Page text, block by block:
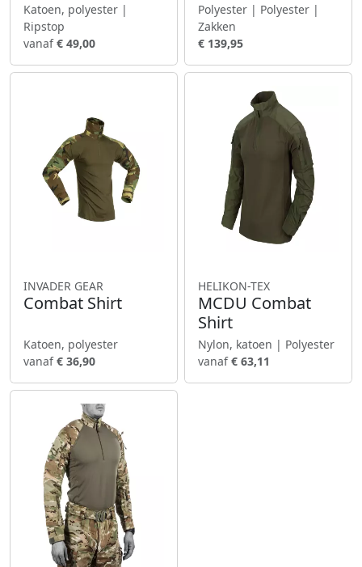
Katoen, polyester |
Ripstop
vanaf€ 49,00
Polyester | Polyester |
Zakken
€ 139,95
INVADER GEAR
Combat Shirt
Katoen, polyester
vanaf€ 36,90
HELIKON-TEX
MCDU Combat
Shirt
Nylon, katoen | Polyester
vanaf€ 63,11